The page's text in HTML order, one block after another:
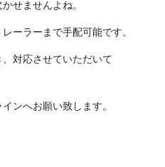
ませ ん よ ね 。
ラーまで手配可 能 で す 。
対応させていただいて
へお願い致 し ま す 。